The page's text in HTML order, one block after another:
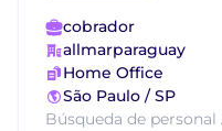
cobrador
allmarparaguay
Home Office
São Paulo / SP
Búsqueda de